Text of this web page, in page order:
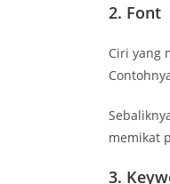
2. Font
Ciri yang
memikat
3.